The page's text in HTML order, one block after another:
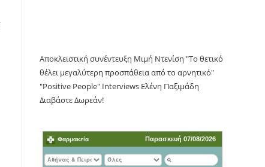
Αποκλειστική συνέντευξη Μιμή Ντενίση "Το θετικό
θέλει μεγαλύτερη προσπάθεια από το αρνητικό"
"Positive People" Interviews Ελένη Παξιμάδη
Διαβάστε Δωρεάν!